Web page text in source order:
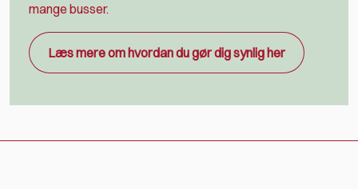
mange busser.
Læs mere om hvordan du gør dig synlig her